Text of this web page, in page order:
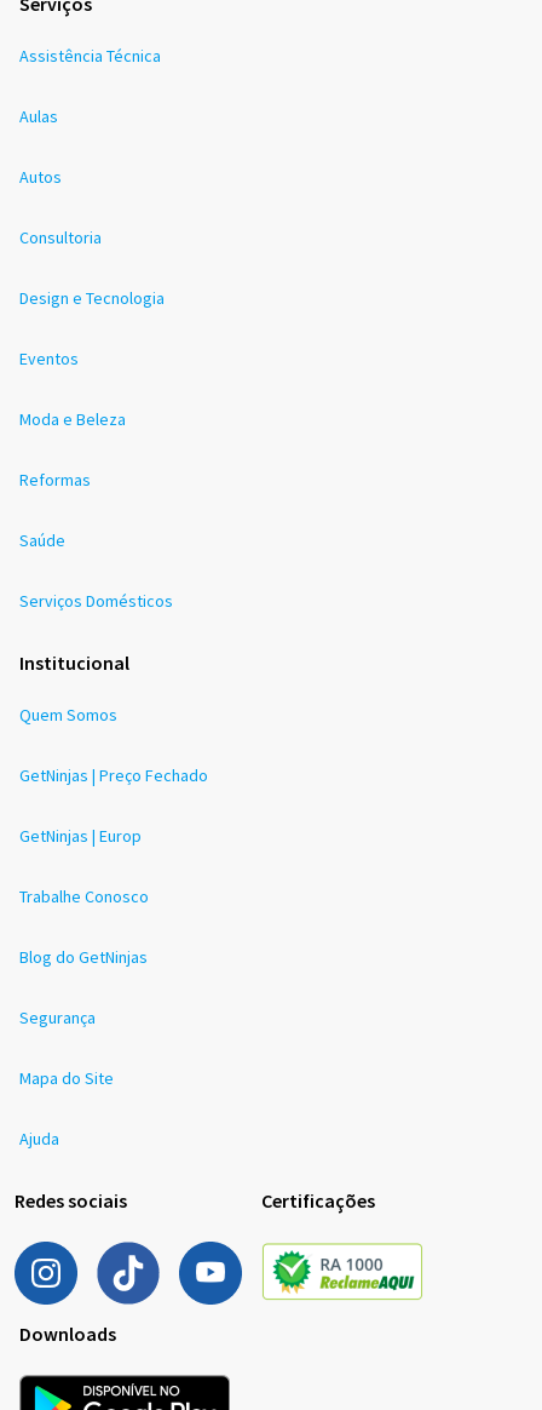
Assistência Técnica
Aulas
Autos
Consultoria
Design e Tecnologia
Eventos
Moda e Beleza
Reformas
Saúde
Serviços Domésticos
Institucional
Quem Somos
GetNinjas | Preço Fechado
GetNinjas | Europ
Trabalhe Conosco
Blog do GetNinjas
Segurança
Mapa do Site
Ajuda
Redes sociais Certificações
Downloads